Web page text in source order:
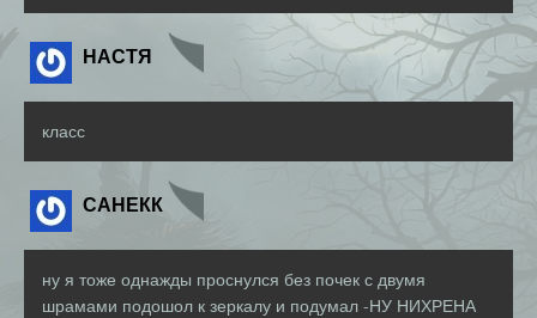
НАСТЯ
класс
САНЕКК
ну я тоже однажды проснулся без почек с двумя
шрамами подошол к зеркалу и подумал -НУ НИХРЕНА